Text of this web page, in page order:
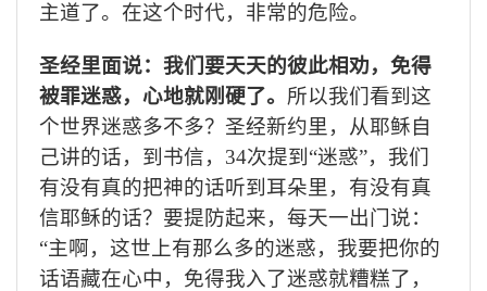
主道了。在这个时代，非常的危险。
圣经里面说：我们要天天的彼此相劝，免得
被罪迷惑，心地就刚硬了。 所以我们看到这
个世界迷惑多不多？圣经新约里，从耶稣自
己讲的话，到书信， 34次提到“迷惑”，我们
有没有真的把神的话听到耳朵里，有没有真
信耶稣的话？要提防起来，每天一出门说：
“主啊，这世上有那么多的迷惑，我要把你的
话语藏在心中，免得我入了迷惑就糟糕了，